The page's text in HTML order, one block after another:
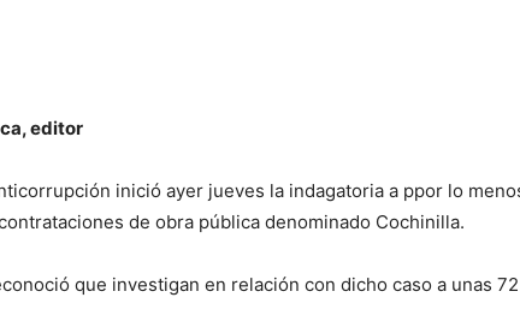
editor
inició ayer jueves la indagatoria a ppor lo
de obra pública denominado Cochinilla.
que investigan en relación con dicho caso a unas